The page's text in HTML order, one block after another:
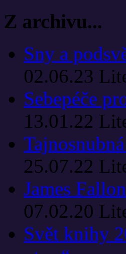
Z archivu...
Sny a
02.06.23
Sebepéče
13.01.22
25.07.22
James
07.02.20
Svět knihy